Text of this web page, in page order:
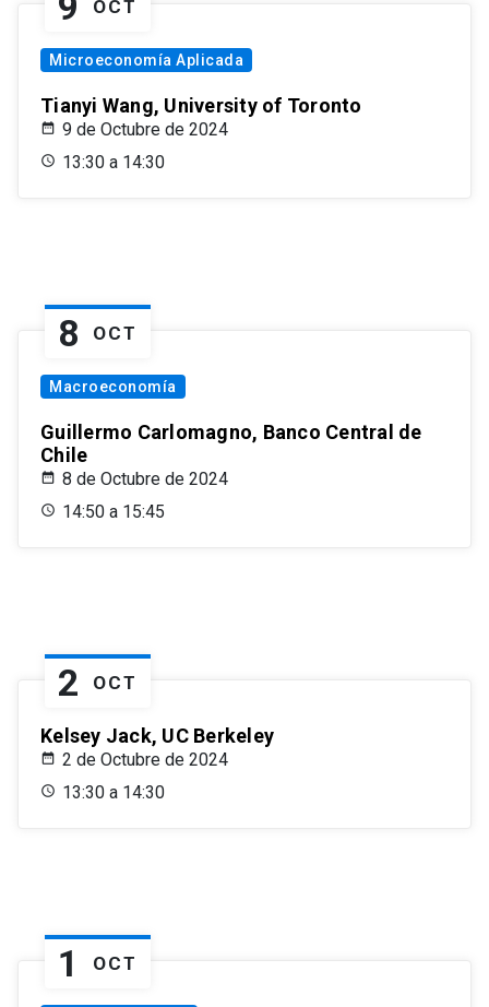
OCT
Microeconomía Aplicada
Tianyi Wang, University of Toronto
9 de Octubre de 2024
13:30 a 14:30
8 OCT
Macroeconomía
Guillermo Carlomagno, Banco Central de
Chile
8 de Octubre de 2024
14:50 a 15:45
2 OCT
Kelsey Jack, UC Berkeley
2 de Octubre de 2024
13:30 a 14:30
1 OCT